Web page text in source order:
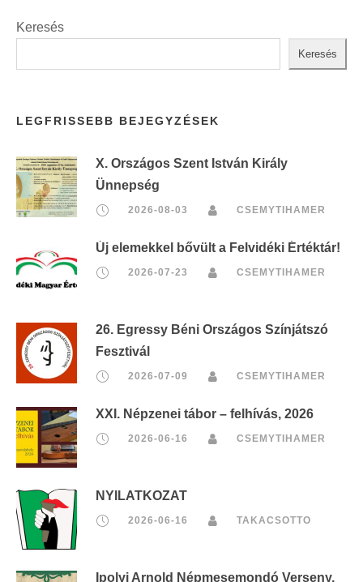
Keresés
Keresés
LEGFRISSEBB BEJEGYZÉSEK
X. Országos Szent István Király
Ünnepség
2026-08-03 CSEMYTIHAMER
Új elemekkel bővült a Felvidéki Értéktár!
2026-07-23 CSEMYTIHAMER
26. Egressy Béni Országos Színjátszó
Fesztivál
2026-07-09 CSEMYTIHAMER
XXI. Népzenei tábor – felhívás, 2026
2026-06-16 CSEMYTIHAMER
NYILATKOZAT
2026-06-16 TAKACSOTTO
Ipolyi Arnold Népmesemondó Verseny,